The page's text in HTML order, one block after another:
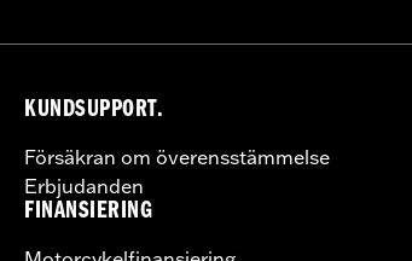
KUNDSUPPORT.
Försäkran om överensstämmelse
Erbjudanden
FINANSIERING